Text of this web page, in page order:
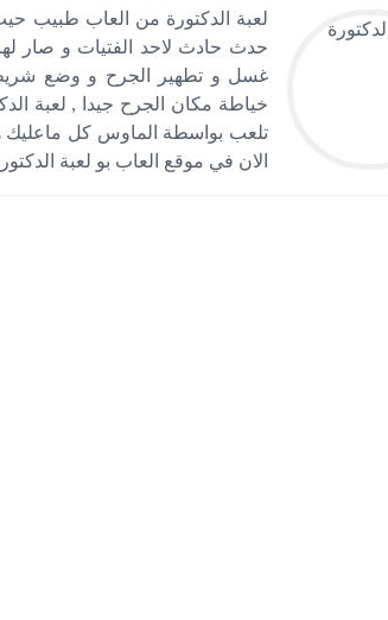
لعبة الدكتورة من العاب طبيب
حدث حادث لاحد الفتيات و صار
غسل و تطهير الجرح و وضع
خياطة مكان الجرح جيدا , لعبة
الان في موقع العاب بو لعبة